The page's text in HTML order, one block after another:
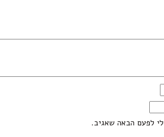
לפעם הבאה שאגיב.